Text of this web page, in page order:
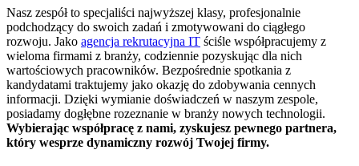
Nasz zespół to specjaliści najwyższej klasy, profesjonalnie
podchodzący do swoich zadań i zmotywowani do ciągłego
rozwoju. Jako agencja rekrutacyjna IT ściśle współpracujemy z
wieloma firmami z branży, codziennie pozyskując dla nich
wartościowych pracowników. Bezpośrednie spotkania z
kandydatami traktujemy jako okazję do zdobywania cennych
informacji. Dzięki wymianie doświadczeń w naszym zespole,
posiadamy dogłębne rozeznanie w branży nowych technologii.
Wybierając współpracę z nami, zyskujesz pewnego partnera,
który wesprze dynamiczny rozwój Twojej firmy.